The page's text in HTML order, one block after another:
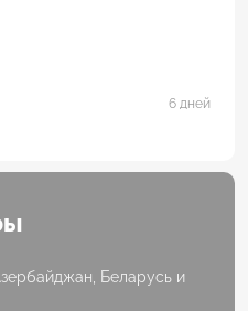
6 дней
Беларусь и